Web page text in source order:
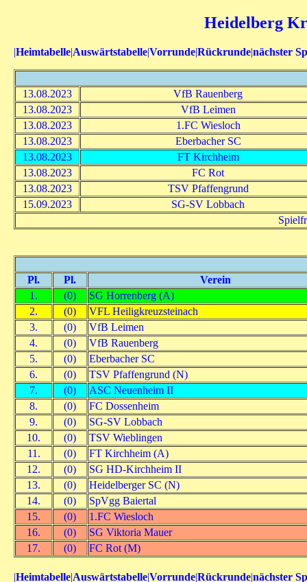
Heidelberg
|Heimtabelle|Auswärtstabelle|Vorrunde|Rückrunde|nächster
13.08.2023
VfB Rauenberg
13.08.2023
VfB Leimen
13.08.2023
1.FC Wiesloch
13.08.2023
Eberbacher SC
13.08.2023
FT Kirchheim
13.08.2023
FC Rot
13.08.2023
TSV Pfaffengrund
15.09.2023
SG-SV Lobbach
Pl. Pl.
Verein
1.
(0)
SG Horrenberg (A)
2.
(0)
VFL Heiligkreuzsteinach
3.
(0)
VfB Leimen
4.
(0)
VfB Rauenberg
5.
(0)
Eberbacher SC
6.
(0)
TSV Pfaffengrund (N)
7.
(0)
ASC Neuenheim II
8.
(0)
FC Dossenheim
9.
(0)
SG-SV Lobbach
10.
(0)
TSV Wieblingen
11.
(0)
FT Kirchheim (A)
12.
(0)
SG HD-Kirchheim II
13.
(0)
Heidelberger SC (N)
14.
(0)
SpVgg Baiertal
15.
(0)
1.FC Wiesloch
16.
(0)
SG Viktoria Mauer
17.
(0) FC Rot (M)
|Heimtabelle|Auswärtstabelle|Vorrunde|Rückrunde|nächster